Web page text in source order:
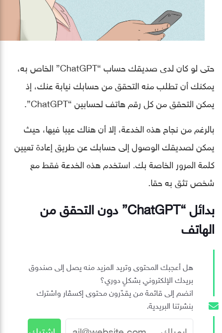
حتى لو كان لدى صديقك حساب “ChatGPT” الخاص به،
يمكنك أن تطلب منه التحقق من حسابك نيابة عنك، إذ
يمكن التحقق من كل رقم هاتف لحسابين “ChatGPT”.
بالرغم من نجاح هذه الخدعة، إلا أن هناك عيبا فيها، حيث
يمكن لصديقك الوصول إلى حسابك عن طريق إعادة تعيين
كلمة المرور الخاصة بك. استخدم هذه الخدعة فقط مع
شخص تثق به حقا.
بدائل “ChatGPT” دون التحقق من
الهاتف
هل أعجبك المحتوى وتريد المزيد منه يصل إلى صندوق
بريدك الإلكتروني بشكلٍ دوري؟
انضم إلى قائمة من يقدّرون محتوى إكسڤار واشترك
بنشرتنا البريدية.